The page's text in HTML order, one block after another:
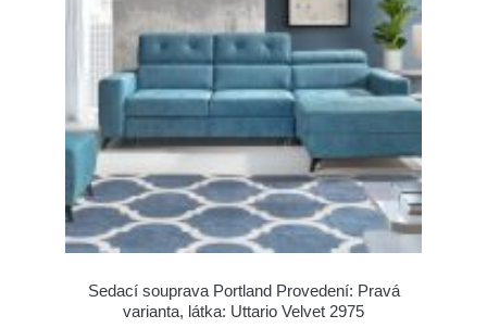
Sedací souprava Portland Provedení: Pravá
varianta, látka: Uttario Velvet 2975